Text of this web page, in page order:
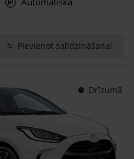
Pievienot salīdzināšanai
Drīzumā